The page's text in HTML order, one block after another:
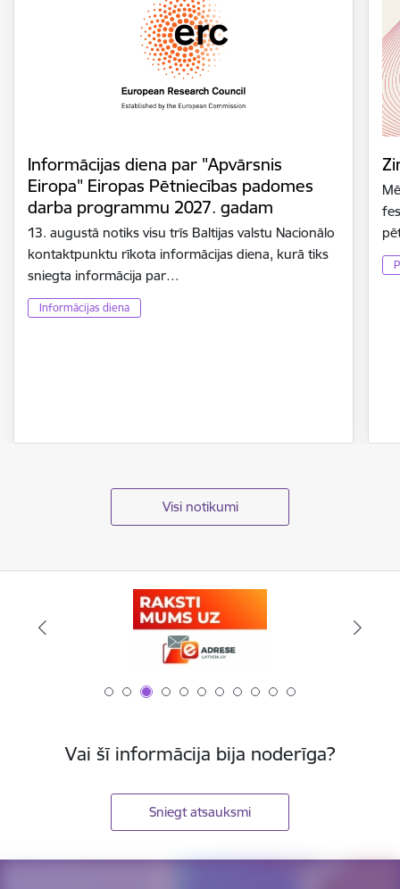
Informācijas diena par "Apvārsnis
Eiropa" Eiropas Pētniecības padomes
darba programmu 2027. gadam
13. augustā notiks visu trīs Baltijas valstu Nacionālo
kontaktpunktu rīkota informācijas diena, kurā tiks
sniegta informācija par…
Informācijas diena
Visi notikumi
Vai šī informācija bija noderīga?
Sniegt atsauksmi